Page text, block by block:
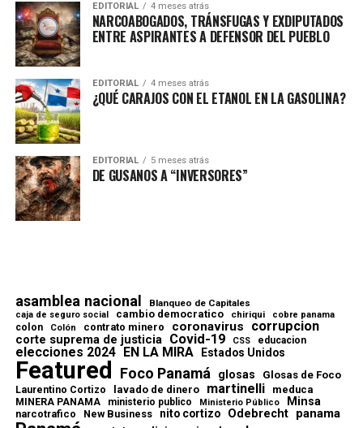
EDITORIAL 4 meses atrás
NARCOABOGADOS, TRÁNSFUGAS Y EXDIPUTADOS
ENTRE ASPIRANTES A DEFENSOR DEL PUEBLO
EDITORIAL 4 meses atrás
¿QUÉ CARAJOS CON EL ETANOL EN LA GASOLINA?
EDITORIAL 5 meses atrás
DE GUSANOS A “INVERSORES”
asamblea nacional Blanqueo de Capitales
caja de seguro social cambio democratico chiriqui cobre panama
colon Colón contrato minero coronavirus corrupcion
corte suprema de justicia Covid-19 CSS educacion
elecciones 2024 EN LA MIRA Estados Unidos
Featured Foco Panamá glosas Glosas de Foco
Laurentino Cortizo lavado de dinero martinelli meduca
MINERA PANAMA ministerio publico Ministerio Público Minsa
narcotrafico New Business nito cortizo Odebrecht panama